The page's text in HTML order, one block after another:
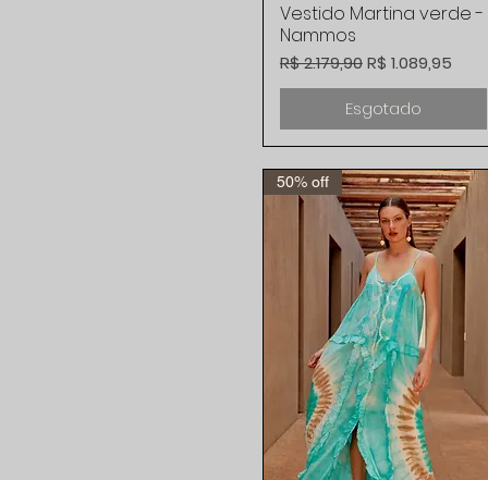
Visualização rápida
Vestido Martina verde -
Nammos
Preço normal
R$ 2.179,90Preço
R$ 1.089,95
Esgotado
50% off